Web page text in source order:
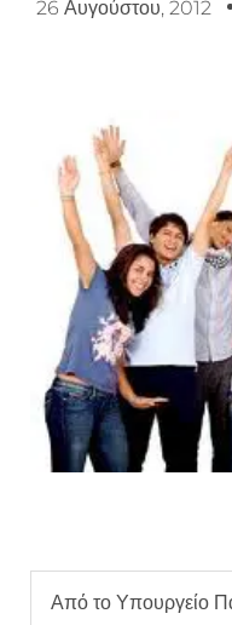
26 Αυγούστου, 2012
Από το Υπουργείο